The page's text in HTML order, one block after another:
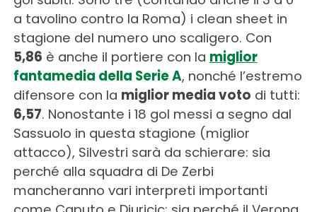
a tavolino contro la Roma) i clean sheet in
stagione del numero uno scaligero. Con
5,86 è anche il portiere con la miglior
fantamedia della Serie A, nonché l’estremo
difensore con la miglior media voto di tutti:
6,57. Nonostante i 18 gol messi a segno dal
Sassuolo in questa stagione (miglior
attacco), Silvestri sarà da schierare: sia
perché alla squadra di De Zerbi
mancheranno vari interpreti importanti